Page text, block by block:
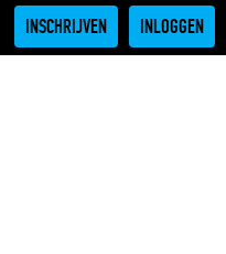
INSCHRIJVEN INLOGGEN